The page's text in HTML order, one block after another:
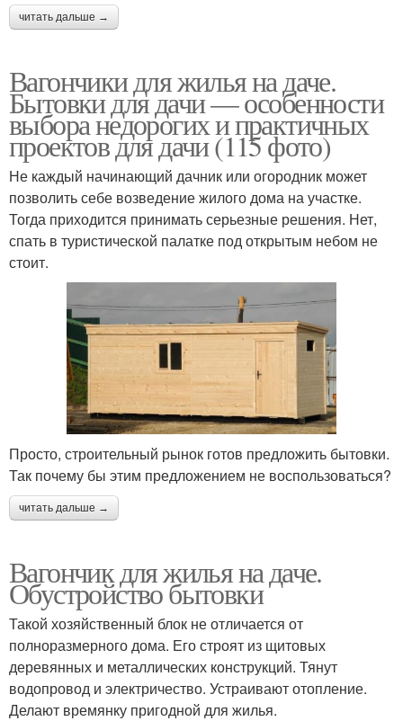
читать дальше →
Вагончики для жилья на даче.
Бытовки для дачи — особенности
выбора недорогих и практичных
проектов для дачи (115 фото)
Не каждый начинающий дачник или огородник может
позволить себе возведение жилого дома на участке.
Тогда приходится принимать серьезные решения. Нет,
спать в туристической палатке под открытым небом не
стоит.
Просто, строительный рынок готов предложить бытовки.
Так почему бы этим предложением не воспользоваться?
читать дальше →
Вагончик для жилья на даче.
Обустройство бытовки
Такой хозяйственный блок не отличается от
полноразмерного дома. Его строят из щитовых
деревянных и металлических конструкций. Тянут
водопровод и электричество. Устраивают отопление.
Делают времянку пригодной для жилья.